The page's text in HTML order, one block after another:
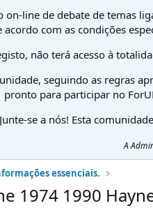
on-line de debate de temas
acordo com as condições
não terá acesso à
seguindo as regras
pronto para participar no
Junte-se a nós! Esta
A
essenciais.
1974 1990